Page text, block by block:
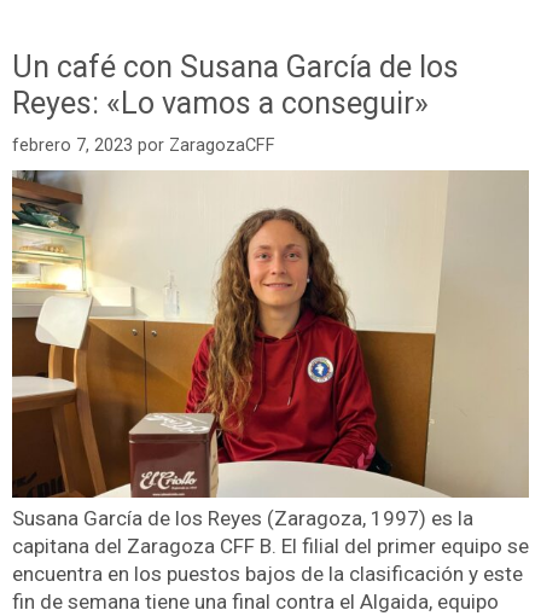
Un café con Susana García de los
Reyes: «Lo vamos a conseguir»
febrero 7, 2023 por ZaragozaCFF
Susana García de los Reyes (Zaragoza, 1997) es la
capitana del Zaragoza CFF B. El filial del primer equipo se
encuentra en los puestos bajos de la clasificación y este
fin de semana tiene una final contra el Algaida, equipo